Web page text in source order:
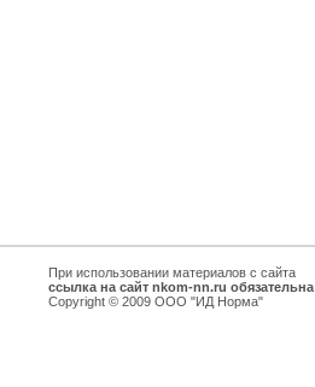
При использовании материалов с сайта
ссылка на сайт nkom-nn.ru обязательна
Copyright © 2009 ООО "ИД Норма"